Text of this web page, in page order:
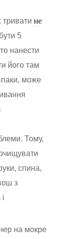
не
5
нанести
його там
може
Тому,
спина,
з
на мокре